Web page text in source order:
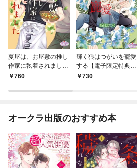
夏屋は、お屋敷の推し
作家に執着されました
【電子限定特典付】
760
輝く狼はつがいを寵愛
する【電子限定特典
付】730
オークラ出版のおすすめ本